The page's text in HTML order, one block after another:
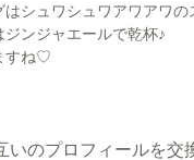
はシュワシュワアワアワの
ジンジャエールで乾杯♪
すね♡
いのプロフィールを交